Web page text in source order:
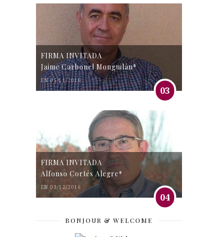
FIRMA INVITADA
Jaime Carbonel Monguilán*
EN 05/11/2016
03
FIRMA INVITADA
Alfonso Cortés Alegre*
EN 03/12/2016
04
BONJOUR & WELCOME